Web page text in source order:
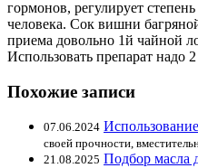
гормонов, регулирует
человека. Сок вишни
приема довольно 1й чайной
Использовать препарат надо
Похожие записи
07.06.2024
своей прочности,
21.08.2025 Подбор масла